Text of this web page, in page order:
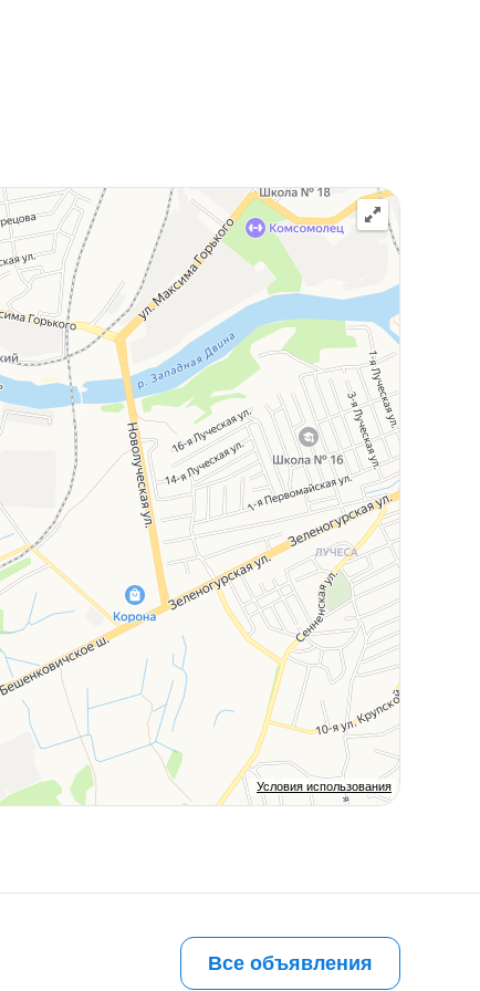
Условия использования
Все объявления